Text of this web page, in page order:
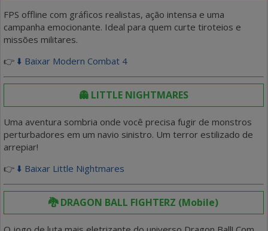
FPS offline com gráficos realistas, ação intensa e uma
campanha emocionante. Ideal para quem curte tiroteios e
missões militares.
👉 ⬇️ Baixar Modern Combat 4
👻 LITTLE NIGHTMARES
Uma aventura sombria onde você precisa fugir de monstros
perturbadores em um navio sinistro. Um terror estilizado de
arrepiar!
👉 ⬇️ Baixar Little Nightmares
🐉 DRAGON BALL FIGHTERZ (Mobile)